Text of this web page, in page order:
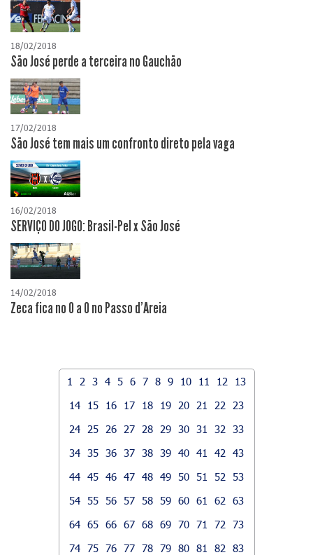
18/02/2018
São José perde a terceira no Gauchão
17/02/2018
São José tem mais um confronto direto pela vaga
16/02/2018
SERVIÇO DO JOGO: Brasil-Pel x São José
14/02/2018
Zeca fica no 0 a 0 no Passo d'Areia
1 2 3 4 5 6 7 8 9 10 11 12
13
14
15 16 17 18 19 20 21 22
23
24
25 26 27 28 29 30 31 32
33
34 35 36 37 38 39 40 41 42
43
44 45 46 47 48 49 50 51 52
53
54 55 56 57 58 59 60 61 62
63
64 65 66 67 68 69 70 71 72
73
74 75 76 77 78 79 80 81 82
83